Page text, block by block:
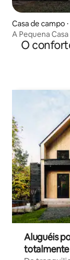
Casa de campo
A Pequena
O
Aluguéis